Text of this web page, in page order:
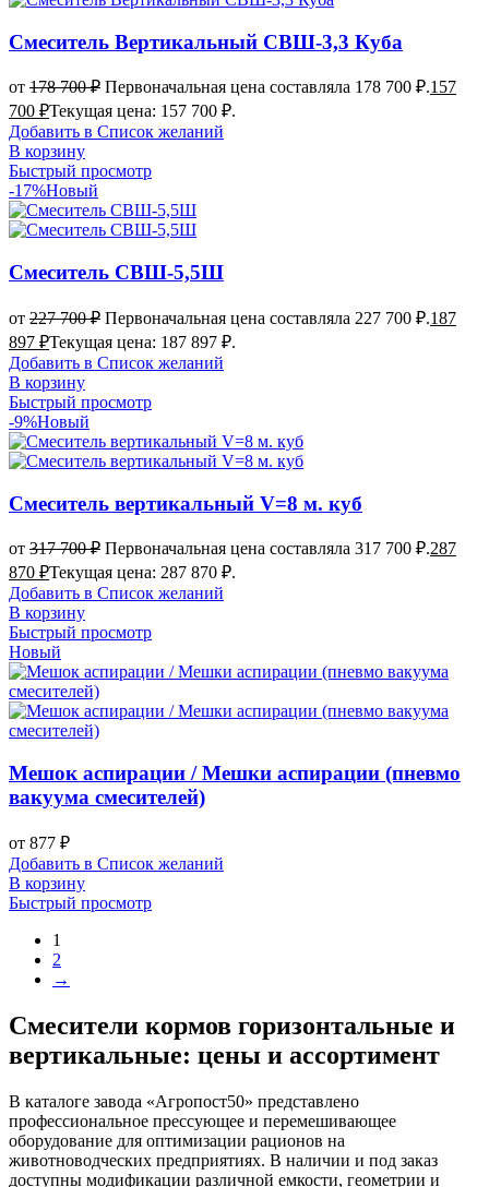
Смеситель Вертикальный СВШ-3,3 Куба
от 178 700₽ Первоначальная цена составляла 178 700 ₽.157
700 ₽Текущая цена: 157 700 ₽.
Добавить в Список желаний
В корзину
Быстрый просмотр
-17%Новый
Смеситель СВШ-5,5Ш
от 227 700₽ Первоначальная цена составляла 227 700 ₽.187
897 ₽Текущая цена: 187 897 ₽.
Добавить в Список желаний
В корзину
Быстрый просмотр
-9%Новый
Смеситель вертикальный V=8 м. куб
от 317 700₽ Первоначальная цена составляла 317 700 ₽.287
870 ₽Текущая цена: 287 870 ₽.
Добавить в Список желаний
В корзину
Быстрый просмотр
Новый
Мешок аспирации / Мешки аспирации (пневмо
вакуума смесителей)
от 877 ₽
Добавить в Список желаний
В корзину
Быстрый просмотр
1
2
→
Смесители кормов горизонтальные и
вертикальные: цены и ассортимент
В каталоге завода «Агропост50» представлено
профессиональное прессующее и перемешивающее
оборудование для оптимизации рационов на
животноводческих предприятиях. В наличии и под заказ
доступны модификации различной емкости, геометрии и